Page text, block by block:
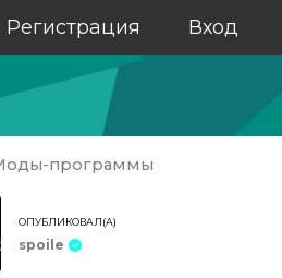
Регистрация Вход
программы
ОПУБЛИКОВАЛ(А)
spoile